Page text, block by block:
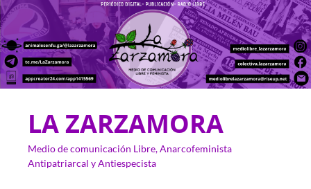
LA ZARZAMORA
Medio de comunicación Libre, Anarcofeminista
Antipatriarcal y Antiespecista